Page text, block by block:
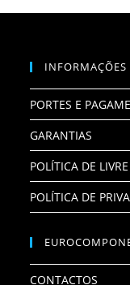
INFORMAÇÕES
PORTES E
GARANTIAS
POLÍTICA DE
POLÍTICA DE
CONTACTOS